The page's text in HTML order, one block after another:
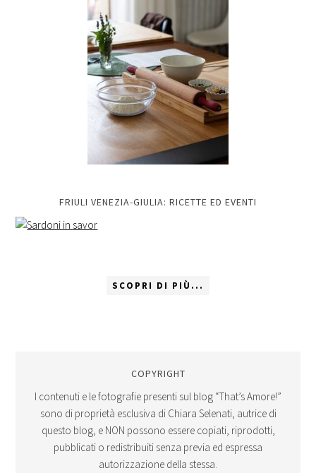
FRIULI VENEZIA-GIULIA: RICETTE ED EVENTI
SCOPRI DI PIÙ...
COPYRIGHT
I contenuti e le fotografie presenti sul blog “That’s Amore!”
sono di proprietà esclusiva di Chiara Selenati, autrice di
questo blog, e NON possono essere copiati, riprodotti,
pubblicati o redistribuiti senza previa ed espressa
autorizzazione della stessa.